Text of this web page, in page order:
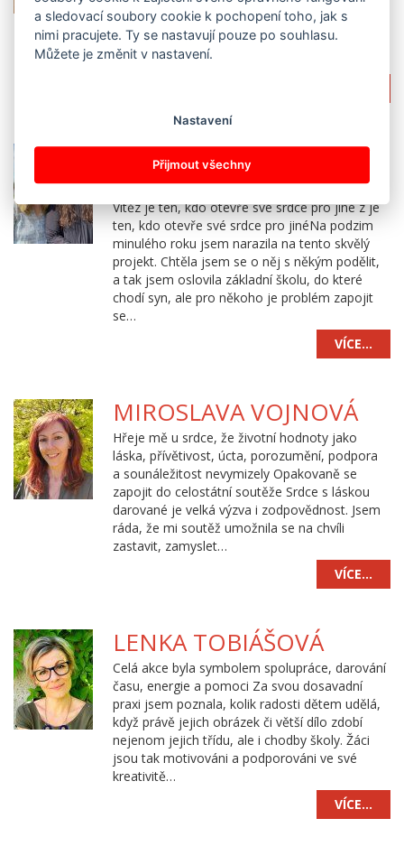
vedoucí budoucího projektu jsem stál před
rozhodnutím, zda se naše malá horská škola
zúčastní této prestižní akce, nebo zůstane
jedním z…
BARBORA HOLUBCOVÁ
A EVA KOTTÁSOVÁ
Vítěz je ten, kdo otevře své srdce pro jiné z je
ten, kdo otevře své srdce pro jinéNa podzim
minulého roku jsem narazila na tento skvělý
projekt. Chtěla jsem se o něj s někým podělit,
a tak jsem oslovila základní školu, do které
chodí syn, ale pro někoho je problém zapojit
se…
VÍCE…
MIROSLAVA VOJNOVÁ
Hřeje mě u srdce, že životní hodnoty jako
láska, přívětivost, úcta, porozumění, podpora
a sounáležitost nevymizely Opakovaně se
zapojit do celostátní soutěže Srdce s láskou
darované je velká výzva i zodpovědnost. Jsem
ráda, že mi soutěž umožnila se na chvíli
zastavit, zamyslet…
VÍCE…
LENKA TOBIÁŠOVÁ
Celá akce byla symbolem spolupráce, darování
času, energie a pomoci Za svou dosavadní
praxi jsem poznala, kolik radosti dětem udělá,
když právě jejich obrázek či větší dílo zdobí
nejenom jejich třídu, ale i chodby školy. Žáci
jsou tak motivováni a podporováni ve své
kreativitě…
VÍCE…
a sledovací soubory cookie k pochopení toho, jak s
nimi pracujete. Ty se nastavují pouze po souhlasu.
Můžete je změnit v nastavení.
Nastavení
Přijmout všechny